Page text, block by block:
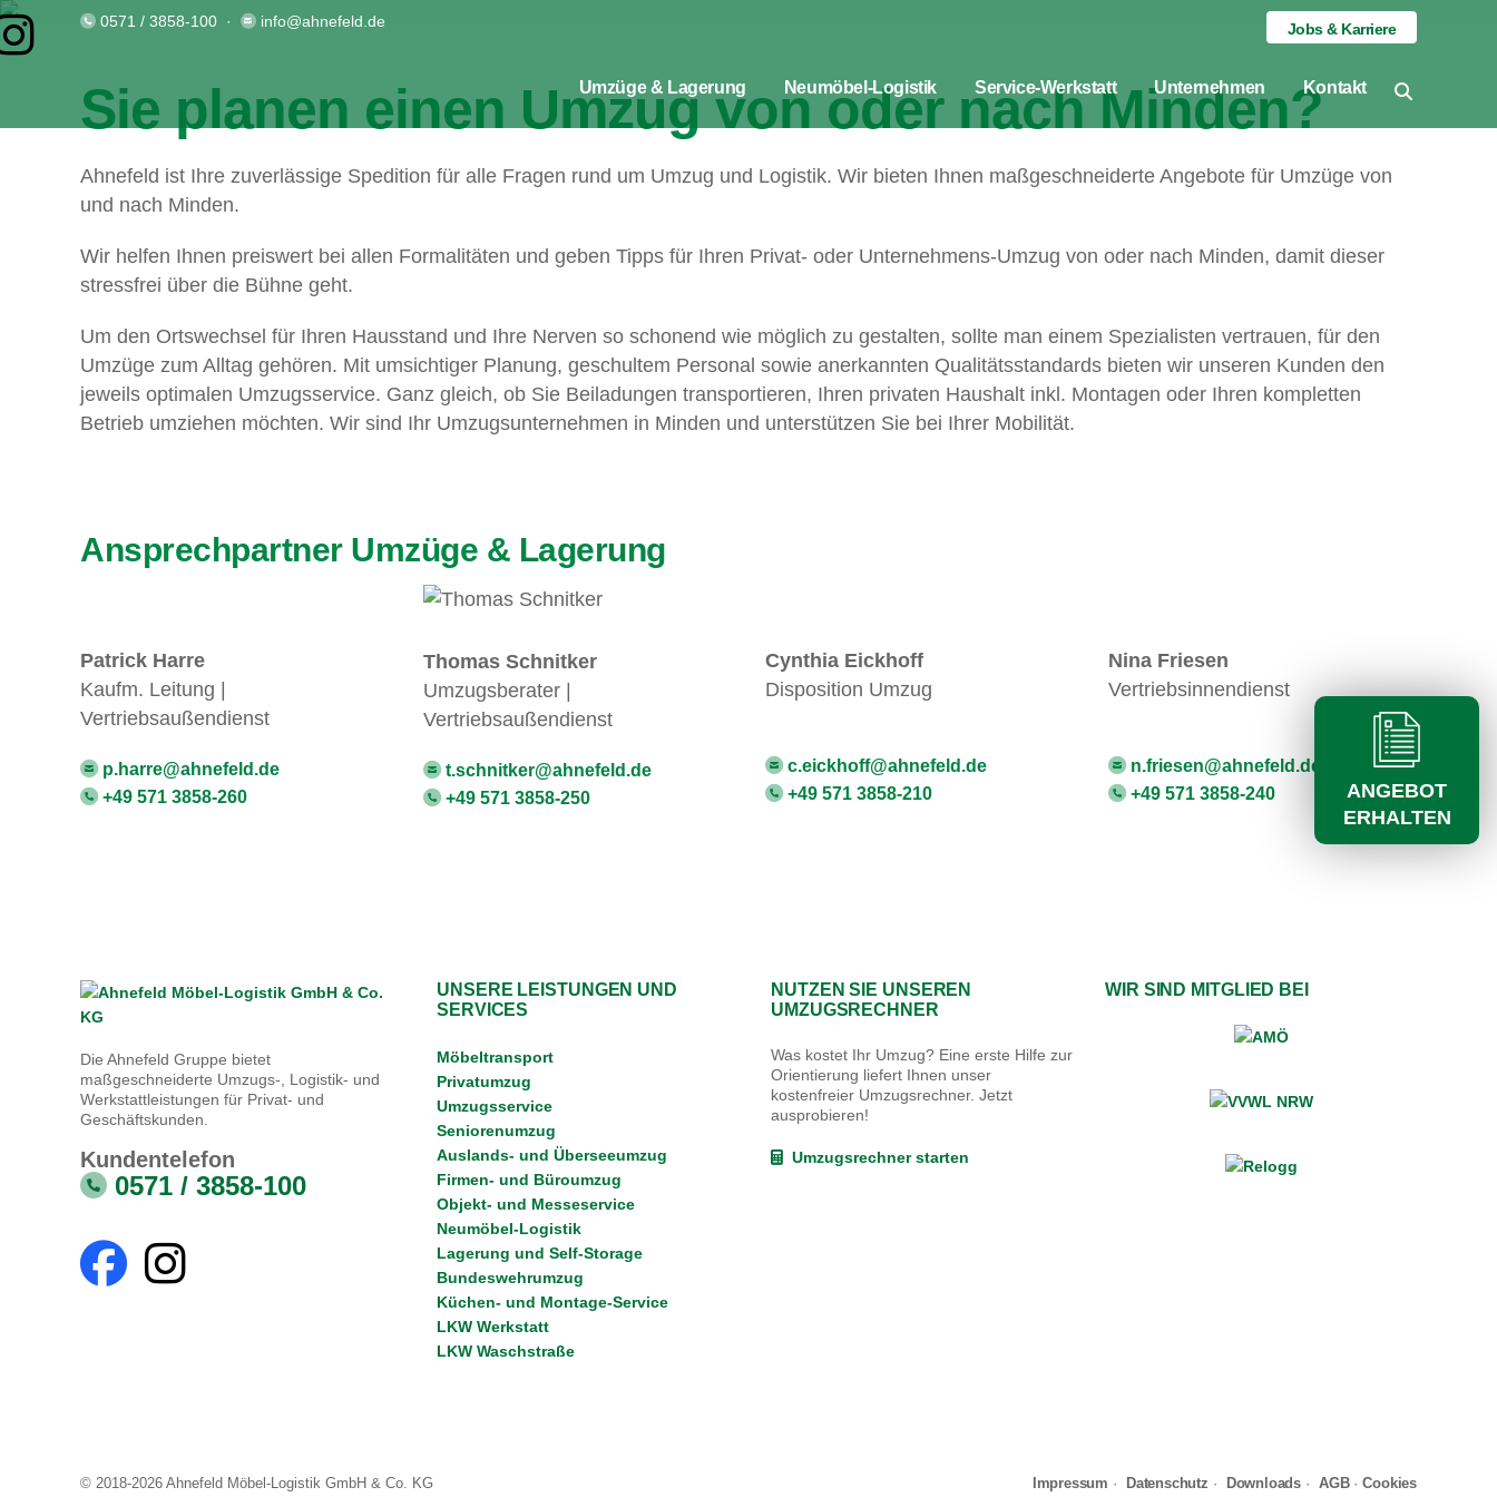
0571 / 3858-100 · info@ahnefeld.de Jobs & Karriere
Umzüge & Lagerung Neumöbel-Logistik Service-Werkstatt Unternehmen Kontakt
Sie planen einen Umzug von oder nach Minden?
Ahnefeld ist Ihre zuverlässige Spedition für alle Fragen rund um Umzug und Logistik. Wir bieten Ihnen maßgeschneiderte Angebote für Umzüge von
und nach Minden.
Wir helfen Ihnen preiswert bei allen Formalitäten und geben Tipps für Ihren Privat- oder Unternehmens-Umzug von oder nach Minden, damit dieser
stressfrei über die Bühne geht.
Um den Ortswechsel für Ihren Hausstand und Ihre Nerven so schonend wie möglich zu gestalten, sollte man einem Spezialisten vertrauen, für den
Umzüge zum Alltag gehören. Mit umsichtiger Planung, geschultem Personal sowie anerkannten Qualitätsstandards bieten wir unseren Kunden den
jeweils optimalen Umzugsservice. Ganz gleich, ob Sie Beiladungen transportieren, Ihren privaten Haushalt inkl. Montagen oder Ihren kompletten
Betrieb umziehen möchten. Wir sind Ihr Umzugsunternehmen in Minden und unterstützen Sie bei Ihrer Mobilität.
Ansprechpartner Umzüge & Lagerung
Patrick Harre
Kaufm. Leitung |
Vertriebsaußendienst
p.harre@ahnefeld.de
+49 571 3858-260
Thomas Schnitker
Umzugsberater |
Vertriebsaußendienst
t.schnitker@ahnefeld.de
+49 571 3858-250
Cynthia Eickhoff
Disposition Umzug
c.eickhoff@ahnefeld.de
+49 571 3858-210
Nina Friesen
Vertriebsinnendienst
n.friesen@ahnefeld.de
+49 571 3858-240
ANGEBOT
ERHALTEN
Die Ahnefeld Gruppe bietet
maßgeschneiderte Umzugs-, Logistik- und
Werkstattleistungen für Privat- und
Geschäftskunden.
Kundentelefon
0571 / 3858-100
UNSERE LEISTUNGEN UND
SERVICES
Möbeltransport
Privatumzug
Umzugsservice
Seniorenumzug
Auslands- und Überseeumzug
Firmen- und Büroumzug
Objekt- und Messeservice
Neumöbel-Logistik
Lagerung und Self-Storage
Bundeswehrumzug
Küchen- und Montage-Service
LKW Werkstatt
LKW Waschstraße
NUTZEN SIE UNSEREN
UMZUGSRECHNER
Was kostet Ihr Umzug? Eine erste Hilfe zur
Orientierung liefert Ihnen unser
kostenfreier Umzugsrechner. Jetzt
ausprobieren!
Umzugsrechner starten
WIR SIND MITGLIED BEI
© 2018-2026 Ahnefeld Möbel-Logistik GmbH & Co. KG Impressum · Datenschutz · Downloads· AGB·Cookies